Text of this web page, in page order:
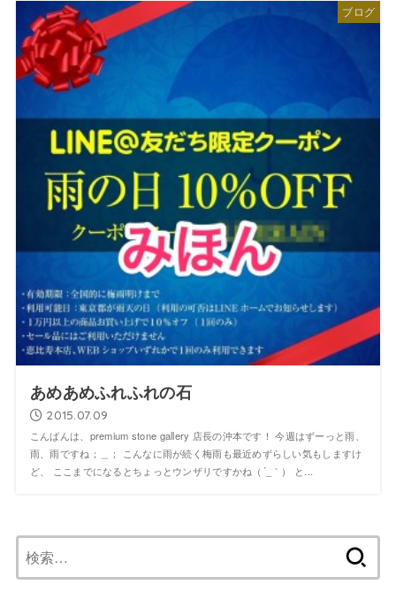
ブログ
あめあめふれふれの石
2015.07.09
こんばんは、premium stone gallery 店長の沖本です！ 今週はずーっと雨、
雨、雨ですね；＿； こんなに雨が続く梅雨も最近めずらしい気もしますけ
ど、 ここまでになるとちょっとウンザリですかね（´_｀） と...
索: